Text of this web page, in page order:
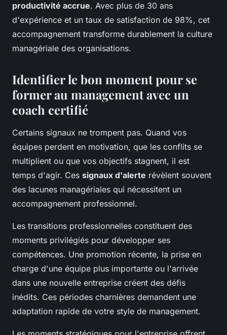
productivité accrue. Avec plus de 30 ans
d'expérience et un taux de satisfaction de 98%, cet
accompagnement transforme durablement la culture
managériale des organisations.
Identifier le bon moment pour se
former au management avec un
coach certifié
Certains signaux ne trompent pas. Quand vos
équipes perdent en motivation, que les conflits se
multiplient ou que vos objectifs stagnent, il est
temps d'agir. Ces signaux d'alerte révèlent souvent
des lacunes managériales qui nécessitent un
accompagnement professionnel.
Les transitions professionnelles constituent des
moments privilégiés pour développer ses
compétences. Une promotion récente, la prise en
charge d'une équipe plus importante ou l'arrivée
dans une nouvelle entreprise créent des défis
inédits. Ces périodes charnières demandent une
adaptation rapide de votre style de management.